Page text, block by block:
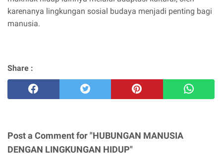
karenanya lingkungan sosial budaya menjadi penting bagi
manusia.
Share :
Post a Comment for "HUBUNGAN MANUSIA
DENGAN LINGKUNGAN HIDUP"